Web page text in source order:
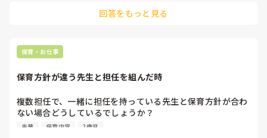
園によると思います。回答をもっと見る
保育・お仕事
保育方針が違う先生と担任を組んだ時
複数担任で、一緒に担任を持っている先生と保育方針が合わ
ない場合どうしているでしょうか？
私の場合は特にベテランの先生で、出産して今年産休明けで
先輩 保育内容 2歳児